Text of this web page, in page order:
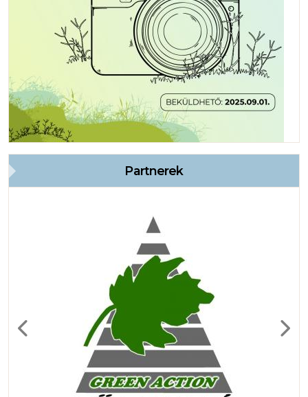
Partnerek
Previous Next